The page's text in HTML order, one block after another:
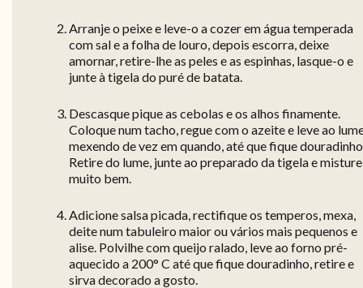
Arranje o peixe e leve-o a cozer em água temperada
com sal e a folha de louro, depois escorra, deixe
amornar, retire-lhe as peles e as espinhas, lasque-o e
junte à tigela do puré de batata.
Descasque pique as cebolas e os alhos finamente.
Coloque num tacho, regue com o azeite e leve ao
mexendo de vez em quando, até que fique
Retire do lume, junte ao preparado da tigela e misture
muito bem.
Adicione salsa picada, rectifique os temperos, mexa,
deite num tabuleiro maior ou vários mais pequenos e
alise. Polvilhe com queijo ralado, leve ao forno pré-
aquecido a 200° C até que fique douradinho, retire e
sirva decorado a gosto.